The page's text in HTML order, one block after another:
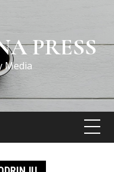
PRESS
Media